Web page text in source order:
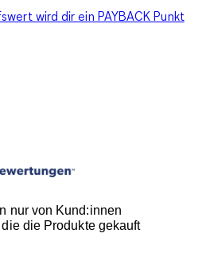
wird dir ein PAYBACK Punkt
nur von Kund:innen
die Produkte gekauft